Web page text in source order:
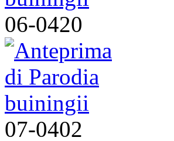
06-0420
07-0402